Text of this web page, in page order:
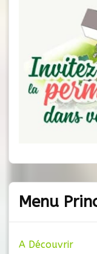
Menu
A Découvrir